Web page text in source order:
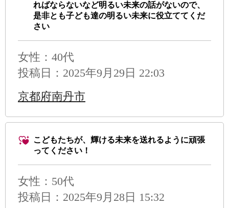
ればならないなど明るい未来の話がないので、
是非とも子ども達の明るい未来に役立ててくだ
さい
女性：40代
投稿日：2025年9月29日 22:03
京都府南丹市
こどもたちが、輝ける未来を送れるように頑張
ってください！
女性：50代
投稿日：2025年9月28日 15:32